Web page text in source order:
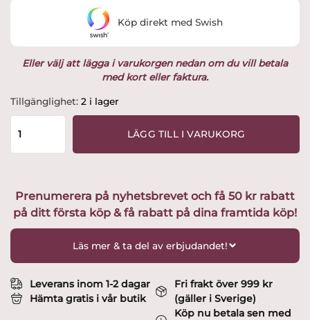
Eller välj att lägga i varukorgen nedan om du vill betala
med kort eller faktura.
Tillgänglighet: 2 i lager
Kosta
Boda
195mm
Design
LÄGG TILL I VARUKORG
Köp direkt med Swish
Prenumerera på nyhetsbrevet och få 50 kr rabatt
på ditt första köp & få rabatt på dina framtida köp!
Läs mer & ta del av erbjudandet!
Leverans inom 1-2 dagar
Hämta gratis i vår butik
Fri frakt över 999 kr
(gäller i Sverige)
Köp nu betala sen med